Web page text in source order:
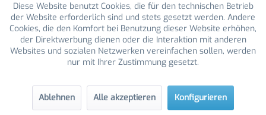
Diese Website benutzt Cookies, die für den technischen Betrieb
der Website erforderlich sind und stets gesetzt werden. Andere
Cookies, die den Komfort bei Benutzung dieser Website erhöhen,
der Direktwerbung dienen oder die Interaktion mit anderen
Websites und sozialen Netzwerken vereinfachen sollen, werden
nur mit Ihrer Zustimmung gesetzt.
Ablehnen Alle akzeptieren Konfigurieren